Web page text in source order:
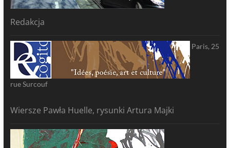
Redakcja
Paris, 25
rue Surcouf
Wiersze Pawła Huelle, rysunki Artura Majki